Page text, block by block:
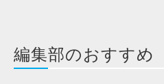
編集部のおすすめ